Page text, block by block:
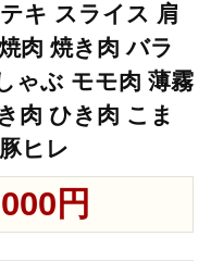
キ スライス 肩
肉 焼き肉 バラ
ゃぶ モモ肉 薄霧
肉 ひき肉 こま
ヒレ
円